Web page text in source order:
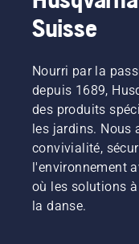
Suisse
Nourri par la
depuis 1689,
des produits
les jardins. Nous
convivialité,
l'environnement
où les solutions
la danse.